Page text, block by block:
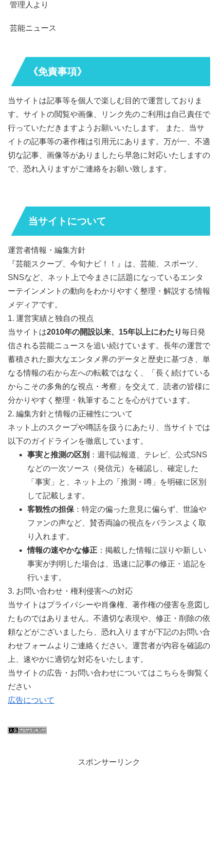
管理人より
芸能ニュース
《免責事項》
当サイトは記事等を個人で楽しむ目的で運営しておりま
す。サイトの閲覧や画像、リンク先のご利用は自己責任で
行っていただきますようお願いいたします。 また、当サ
イトの記事等の著作権は引用元にあります。万が一、不適
切な記事、画像等がありましたら早急に対応いたしますの
で、恐れ入りますがご連絡をお願い致します。
当サイトについて
運営者情報・編集方針
『芸能スクープ、今旬ナビ！！』は、芸能、スポーツ、
SNSなど、ネット上で今まさに話題になっているエンタ
ーテインメントの動向をわかりやすく整理・解説する情報
メディアです。
1. 運営実績と独自の視点
当サイトは2010年の開設以来、15年以上にわたり毎日発
信される芸能ニュースを追い続けています。長年の運営で
蓄積された膨大なエンタメ界のデータと歴史に基づき、単
なる情報の右から左への転載ではなく、「長く続けている
からこその多角的な視点・考察」を交えて、読者の皆様に
分かりやすく整理・執筆することを心がけています。
2. 編集方針と情報の正確性について
ネット上のスクープや噂話を扱うにあたり、当サイトでは
以下のガイドラインを徹底しています。
事実と推測の区別 ：週刊誌報道、テレビ、公式SNS
などの一次ソース（発信元）を確認し、確定した
「事実」と、ネット上の「推測・噂」を明確に区別
して記載します。
客観性の担保：特定の偏った意見に偏らず、世論や
ファンの声など、賛否両論の視点をバランスよく取
り入れます。
情報の速やかな修正 ：掲載した情報に誤りや新しい
事実が判明した場合は、迅速に記事の修正・追記を
行います。
3. お問い合わせ・権利侵害への対応
当サイトはプライバシーや肖像権、著作権の侵害を意図し
たものではありません。不適切な表現や、修正・削除の依
頼などがございましたら、恐れ入りますが下記のお問い合
わせフォームよりご連絡ください。運営者が内容を確認の
上、速やかに適切な対応をいたします。
当サイトの広告・お問い合わせについてはこちらを御覧く
ださい
広告について
スポンサーリンク